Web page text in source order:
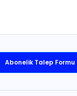
Abonelik Talep Formu